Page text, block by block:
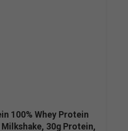
100% Whey Protein
30g Protein,